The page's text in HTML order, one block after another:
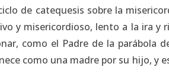
de catequesis sobre la
y misericordioso, lento a la ira y
como el Padre de la parábola
como una madre por su hijo, y